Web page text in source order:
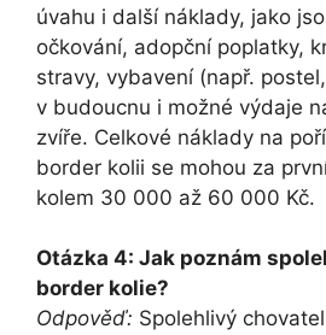
úvahu i další náklady, jako
očkování, adopční poplatky,
stravy, vybavení (např.
v budoucnu i možné výdaje
zvíře. Celkové náklady na
border kolii se mohou za
kolem 30 000 až 60 000 Kč.
Otázka 4: Jak poznám
border kolie?
Odpověď: Spolehlivý